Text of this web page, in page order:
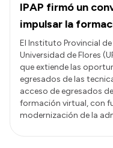
IPAP firmó un
impulsar la
El Instituto Provincial
Universidad de Flores
que extiende las
egresados de las
acceso de egresados
formación virtual, con
modernización de la